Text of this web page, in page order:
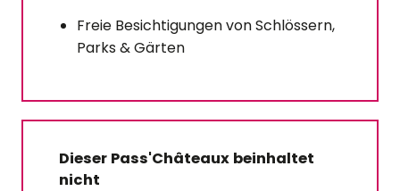
Freie Besichtigungen von Schlössern,
Parks & Gärten
Dieser Pass'Châteaux beinhaltet
nicht